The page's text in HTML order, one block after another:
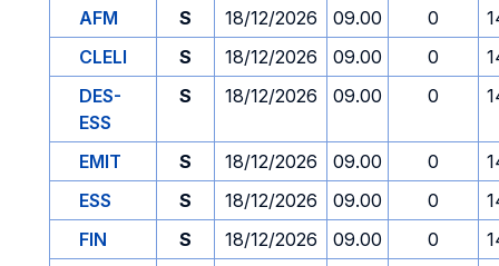
AFM
S 18/12/2026 09.00 0
CLELI
S 18/12/2026 09.00 0
DES-
ESS
S 18/12/2026 09.00 0
EMIT S 18/12/2026 09.00 0
ESS
S 18/12/2026 09.00 0
FIN
S 18/12/2026 09.00 0